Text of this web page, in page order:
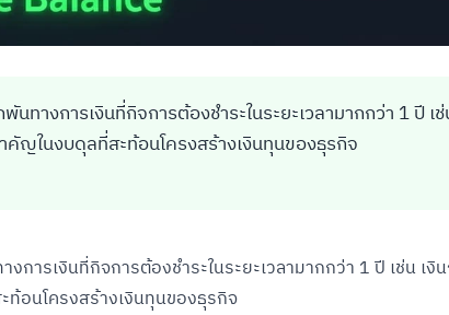
างการเงินที่กิจการต้องชำระในระยะเวลามากกว่า 1 ปี เ
ญในงบดุลที่สะท้อนโครงสร้างเงินทุนของธุรกิจ
การเงินที่กิจการต้องชำระในระยะเวลามากกว่า 1 ปี เช่น เงิ
อนโครงสร้างเงินทุนของธุรกิจ